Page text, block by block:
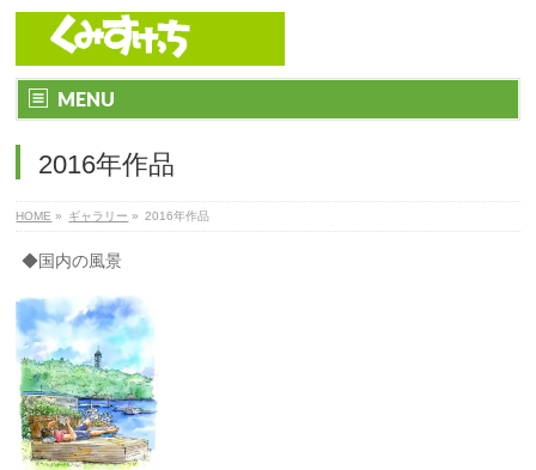
MENU
2016年作品
HOME » ギャラリー » 2016年作品
◆国内の風景